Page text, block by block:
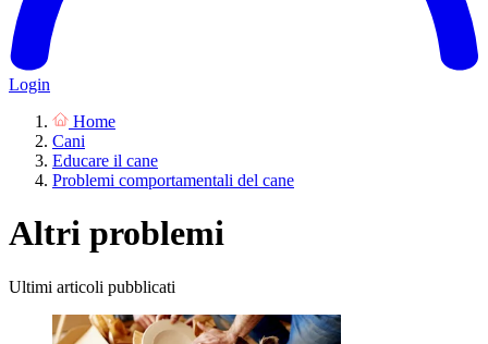
Login
Home
Cani
Educare il cane
Problemi comportamentali del cane
Altri problemi
Ultimi articoli pubblicati